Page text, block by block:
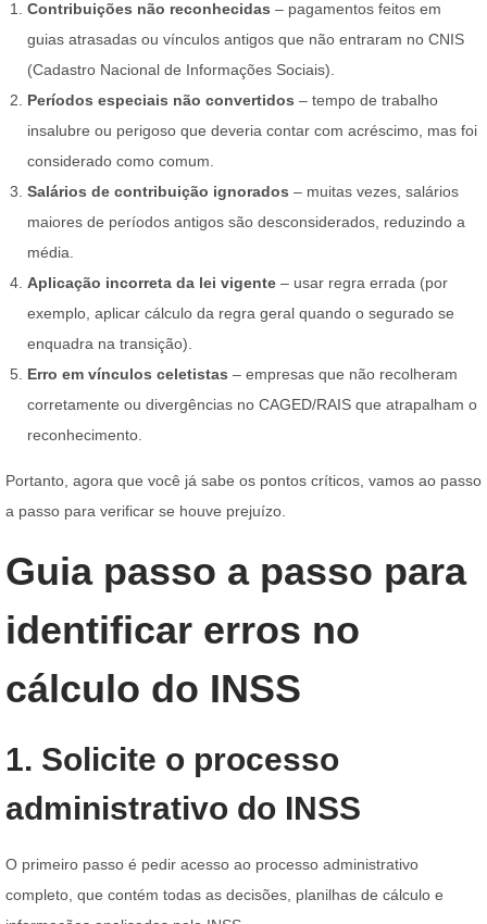
Contribuições não reconhecidas – pagamentos feitos em
guias atrasadas ou vínculos antigos que não entraram no CNIS
(Cadastro Nacional de Informações Sociais).
Períodos especiais não convertidos – tempo de trabalho
insalubre ou perigoso que deveria contar com acréscimo, mas foi
considerado como comum.
Salários de contribuição ignorados – muitas vezes, salários
maiores de períodos antigos são desconsiderados, reduzindo a
média.
Aplicação incorreta da lei vigente – usar regra errada (por
exemplo, aplicar cálculo da regra geral quando o segurado se
enquadra na transição).
Erro em vínculos celetistas – empresas que não recolheram
corretamente ou divergências no CAGED/RAIS que atrapalham o
reconhecimento.
Portanto, agora que você já sabe os pontos críticos, vamos ao passo
a passo para verificar se houve prejuízo.
Guia passo a passo para
identificar erros no
cálculo do INSS
1. Solicite o processo
administrativo do INSS
O primeiro passo é pedir acesso ao processo administrativo
completo, que contém todas as decisões, planilhas de cálculo e